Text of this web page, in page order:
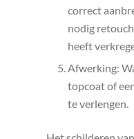
correct
nodig
heeft
Afwerking:
topcoat of
te verlengen.